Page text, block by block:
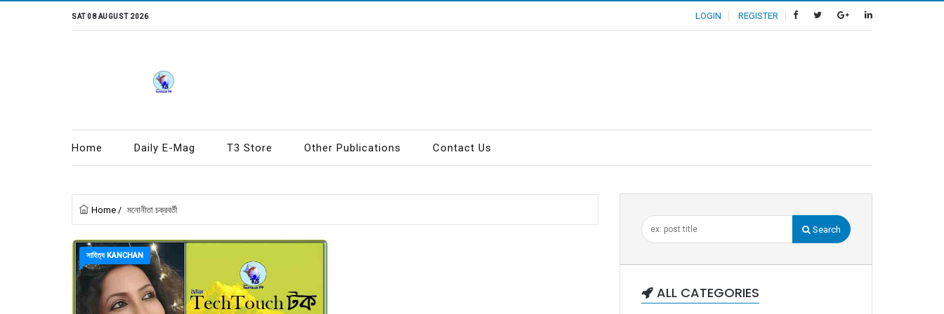
SAT 08 AUGUST 2026 LOGIN REGISTER
Home Daily E-Mag T3 Store Other Publications Contact Us
Home / মনোনীতা চক্রবর্তী
সাহিত্য KANCHAN
Search
ALL CATEGORIES